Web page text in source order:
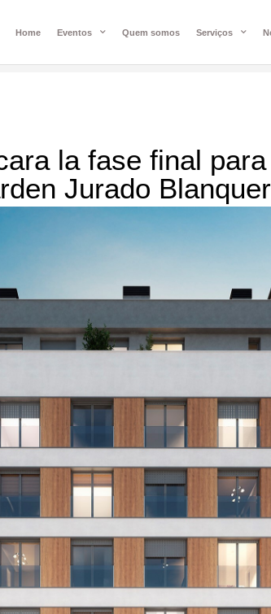
Home Eventos Quem somos Serviços
la fase final
Jurado